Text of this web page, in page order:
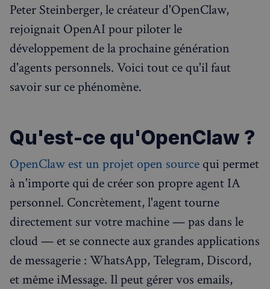
Rechercher dans Français à Londres - Magazine
RECHERCHES POPULAIRES
Visites guidées
Événements à venir
Peter Steinberger, le créateur d'OpenClaw,
rejoignait OpenAI pour piloter le
développement de la prochaine génération
d'agents personnels. Voici tout ce qu'il faut
savoir sur ce phénomène.
Qu'est-ce qu'OpenClaw ?
OpenClaw est un projet open source qui permet
à n'importe qui de créer son propre agent IA
personnel. Concrètement, l'agent tourne
directement sur votre machine — pas dans le
cloud — et se connecte aux grandes applications
de messagerie : WhatsApp, Telegram, Discord,
et même iMessage. Il peut gérer vos emails,